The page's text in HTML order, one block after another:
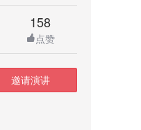
158
点赞
邀请演讲